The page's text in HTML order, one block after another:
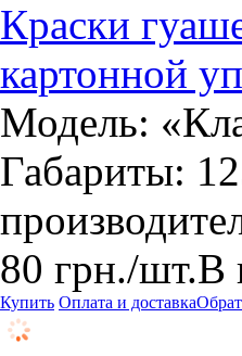
Краски
картонной
Модель:
Габариты:
80 грн./шт.В
Купить Оплата и доставка